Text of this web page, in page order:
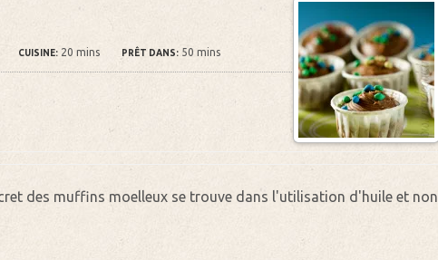
CUISINE: 20 mins PRÊT DANS: 50 mins
des muffins moelleux se trouve dans l'utilisation d'huile et non